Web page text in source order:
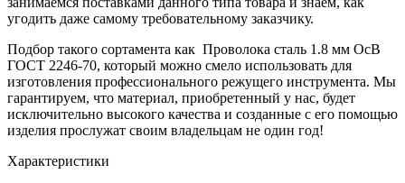
угодить даже самому требовательному заказчику.
Подбор такого сортамента как Проволока сталь 1.8 мм ОсВ
ГОСТ 2246-70, который можно смело использовать для
изготовления профессионального режущего инструмента. Мы
гарантируем, что материал, приобретенный у нас, будет
исключительно высокого качества и созданные с его помощью
изделия прослужат своим владельцам не один год!
Характеристики